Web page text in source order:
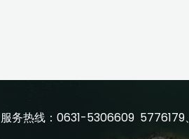
服务热线：0631-5306609 5776179、